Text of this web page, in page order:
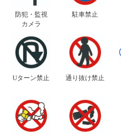
防犯・監視
カメラ
駐車禁止
Uターン禁止 通り抜け禁止